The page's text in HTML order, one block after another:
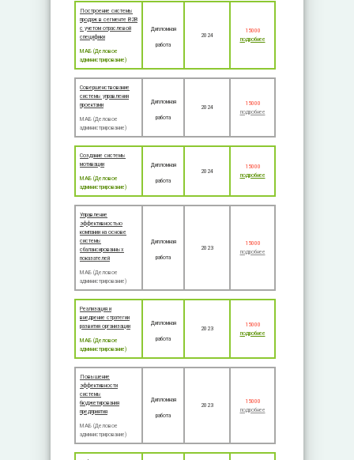
Построение системы
продаж в сегменте B2B
с учетом отраслевой
специфики
МАБ (Деловое
администрирование)
Дипломная
работа
2024
15000
подробнее
Совершенствование
системы управления
проектами
МАБ (Деловое
администрирование)
Дипломная
работа
2024
15000
подробнее
Создание системы
мотивации
МАБ (Деловое
администрирование)
Дипломная
работа
2024
15000
подробнее
Управление
эффективностью
компании на основе
системы
сбалансированных
показателей
МАБ (Деловое
администрирование)
Дипломная
работа
2023
15000
подробнее
Реализация и
внедрение стратегии
развития организации
МАБ (Деловое
администрирование)
Дипломная
работа
2023
15000
подробнее
Повышение
эффективности
системы
бюджетирования
предприятия
МАБ (Деловое
администрирование)
Дипломная
работа
2023
15000
подробнее